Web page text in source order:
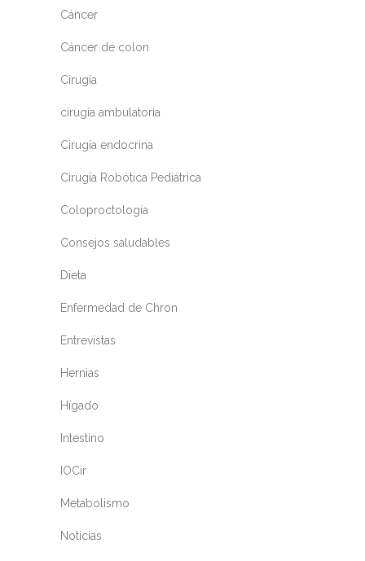
Cáncer
Cáncer de colon
Cirugía
cirugía ambulatoria
Cirugía endocrina
Cirugía Robótica Pediátrica
Coloproctología
Consejos saludables
Dieta
Enfermedad de Chron
Entrevistas
Hernias
Hígado
Intestino
IOCir
Metabolismo
Noticias